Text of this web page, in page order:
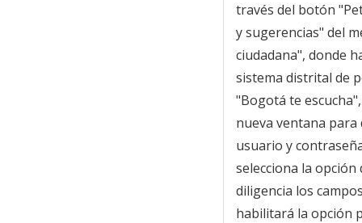
través del botón
y sugerencias" del
ciudadana", donde
sistema distrital de
"Bogotá te
nueva ventana para
usuario y
selecciona la
diligencia los
habilitará la opción